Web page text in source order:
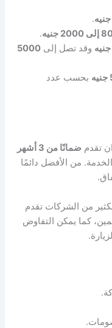
.
جنيه
.
وقد تصل إلى5000
بحسب عدد
تقدم
ضمانًا من 3 أشهر
من الأفضل دائمًا
من الشركات تقدم
كما يمكن التفاوض